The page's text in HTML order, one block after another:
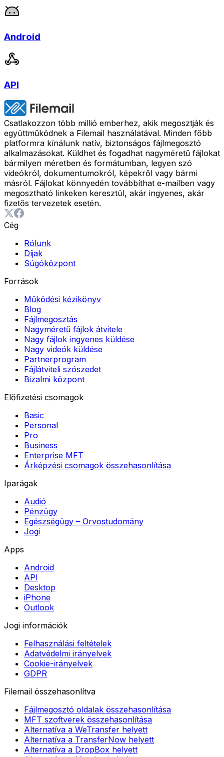
Android
API
Csatlakozzon több millió emberhez, akik megosztják és
együttműködnek a Filemail használatával. Minden főbb
platformra kínálunk natív, biztonságos fájlmegosztó
alkalmazásokat. Küldhet és fogadhat nagyméretű fájlokat
bármilyen méretben és formátumban, legyen szó
videókról, dokumentumokról, képekről vagy bármi
másról. Fájlokat könnyedén továbbíthat e-mailben vagy
megosztható linkeken keresztül, akár ingyenes, akár
fizetős tervezetek esetén.
Cég
Rólunk
Díjak
Súgóközpont
Források
Működési kézikönyv
Blog
Fájlmegosztás
Nagyméretű fájlok átvitele
Nagy fájlok ingyenes küldése
Nagy videók küldése
Partnerprogram
Fájlátviteli szószedet
Bizalmi központ
Előfizetési csomagok
Basic
Personal
Pro
Business
Enterprise MFT
Árképzési csomagok összehasonlítása
Iparágak
Audió
Pénzügy
Egészségügy – Orvostudomány
Jogi
Apps
Android
API
Desktop
iPhone
Outlook
Jogi információk
Felhasználási feltételek
Adatvédelmi irányelvek
Cookie-irányelvek
GDPR
Filemail összehasonlítva
Fájlmegosztó oldalak összehasonlítása
MFT szoftverek összehasonlítása
Alternatíva a WeTransfer helyett
Alternatíva a TransferNow helyett
Alternatíva a DropBox helyett